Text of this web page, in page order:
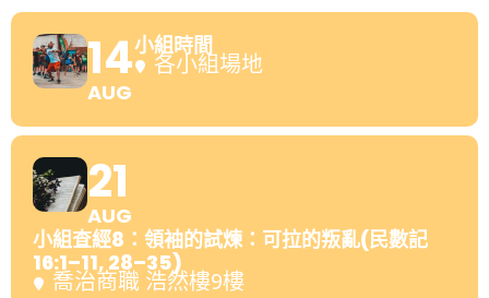
14
AUG
小組時間
各小組場地
21
AUG
小組查經8：領袖的試煉：可拉的叛亂(民數記
16:1–11, 28–35)
喬治商職 浩然樓9樓